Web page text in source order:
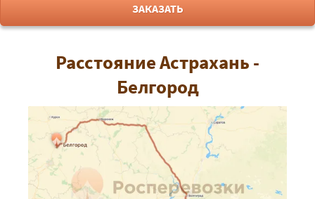
ЗАКАЗАТЬ
Расстояние Астрахань -
Белгород